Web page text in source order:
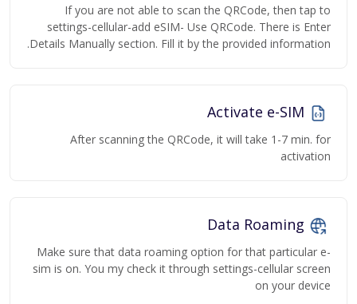
If you are not able to scan the QRCode, then tap to
settings-cellular-add eSIM- Use QRCode. There is Enter
Details Manually section. Fill it by the provided information.
After scanning the QRCode, it will take 1-7 min. for
activation
Make sure that data roaming option for that particular e-
sim is on. You my check it through settings-cellular screen
on your device